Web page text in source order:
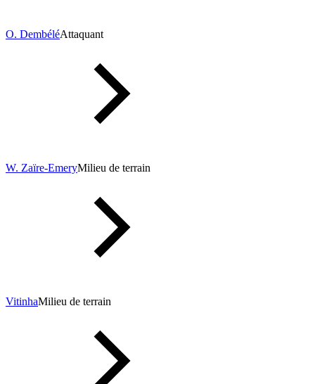
O. DembéléAttaquant
W. Zaïre-EmeryMilieu de terrain
VitinhaMilieu de terrain